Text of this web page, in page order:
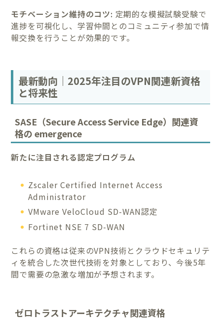
モチベーション維持のコツ: 定期的な模擬試験受験で
進捗を可視化し、学習仲間とのコミュニティ参加で情
報交換を行うことが効果的です。
最新動向｜2025年注目のVPN関連新資格
と将来性
SASE（Secure Access Service Edge）関連資
格の emergence
新たに注目される認定プログラム
Zscaler Certified Internet Access
Administrator
VMware VeloCloud SD-WAN認定
Fortinet NSE 7 SD-WAN
これらの資格は従来のVPN技術とクラウドセキュリテ
ィを統合した次世代技術を対象としており、今後5年
間で需要の急激な増加が予想されます。
ゼロトラストアーキテクチャ関連資格